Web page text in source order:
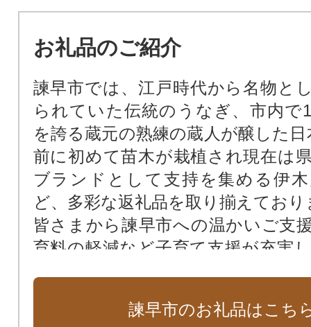
お礼品のご紹介
諫早市では、江戸時代から名物と
られていた伝統のうなぎ、市内で
を誇る蔵元の熟練の蔵人が醸した日
前に初めて苗木が栽植され現在は
ブランドとして支持を集める伊
ど、多彩な返礼品を取り揃えており
皆さまから諫早市への温かいご支
育料の軽減など子育て支援が充実
進める予定です。諫早市のお礼品はこち